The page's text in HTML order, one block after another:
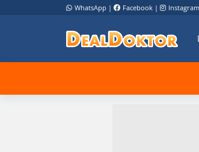
WhatsApp | Facebook | Instagram